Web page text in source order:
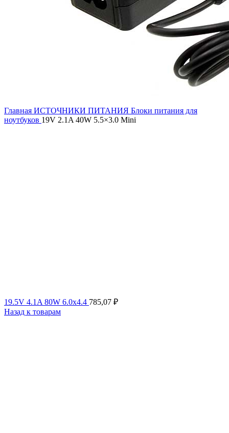
Главная ИСТОЧНИКИ ПИТАНИЯ Блоки питания для
ноутбуков 19V 2.1A 40W 5.5×3.0 Mini
19.5V 4.1A 80W 6.0x4.4 785,07 ₽
Назад к товарам